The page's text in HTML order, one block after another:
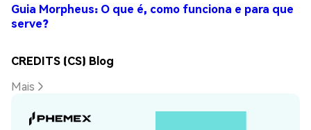
Guia Morpheus: O que é, como funciona e para que
serve?
CREDITS (CS) Blog
Mais